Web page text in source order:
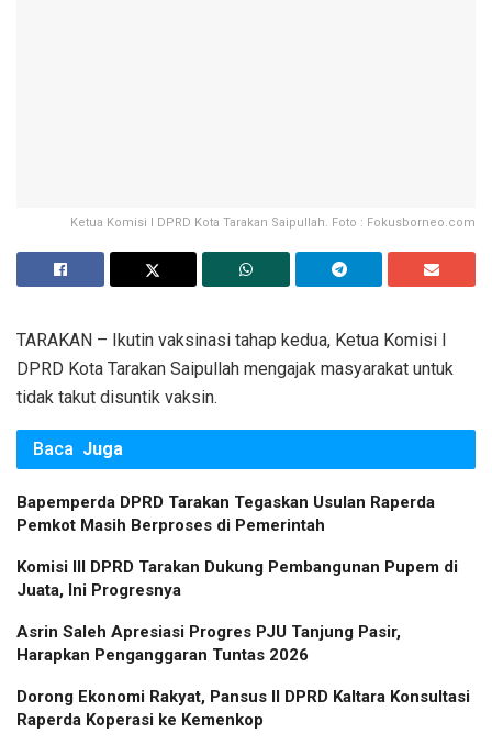
Ketua Komisi I DPRD Kota Tarakan Saipullah. Foto : Fokusborneo.com
TARAKAN – Ikutin vaksinasi tahap kedua, Ketua Komisi I
DPRD Kota Tarakan Saipullah mengajak masyarakat untuk
tidak takut disuntik vaksin.
Baca Juga
Bapemperda DPRD Tarakan Tegaskan Usulan Raperda
Pemkot Masih Berproses di Pemerintah
Komisi III DPRD Tarakan Dukung Pembangunan Pupem di
Juata, Ini Progresnya
Asrin Saleh Apresiasi Progres PJU Tanjung Pasir,
Harapkan Penganggaran Tuntas 2026
Dorong Ekonomi Rakyat, Pansus II DPRD Kaltara Konsultasi
Raperda Koperasi ke Kemenkop